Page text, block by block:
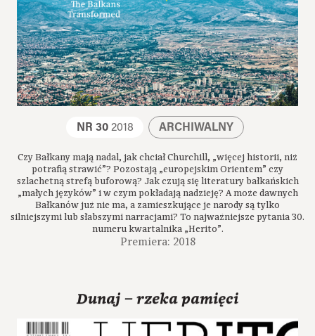
NR 302018 ARCHIWALNY
Czy Bałkany mają nadal, jak chciał Churchill, „więcej historii, niż
potrafią strawić”? Pozostają „europejskim Orientem” czy
szlachetną strefą buforową? Jak czują się literatury bałkańskich
„małych języków” i w czym pokładają nadzieję? A może dawnych
Bałkanów już nie ma, a zamieszkujące je narody są tylko
silniejszymi lub słabszymi narracjami? To najważniejsze pytania 30.
numeru kwartalnika „Herito”.
Premiera: 2018
Dunaj – rzeka pamięci